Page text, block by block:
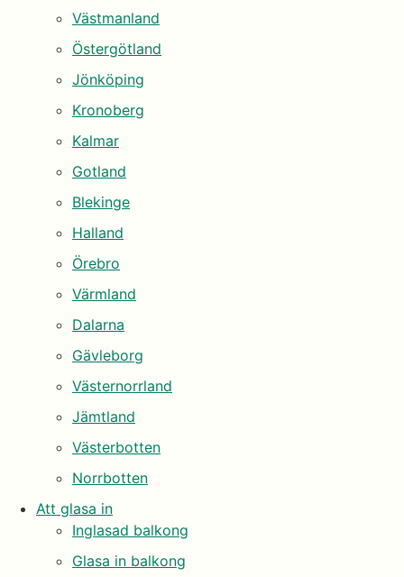
Västmanland
Östergötland
Jönköping
Kronoberg
Kalmar
Gotland
Blekinge
Halland
Örebro
Värmland
Dalarna
Gävleborg
Västernorrland
Jämtland
Västerbotten
Norrbotten
Att glasa in
Inglasad balkong
Glasa in balkong